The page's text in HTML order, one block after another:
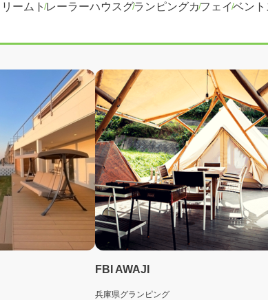
ーム トレーラーハウスグランピングカフェ イベン
FBI AWAJI
兵庫県グランピング